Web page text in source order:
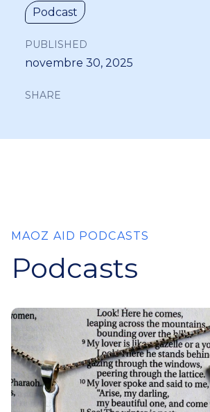
Podcast
PUBLISHED
novembre 30, 2025
SHARE
MAOZ AID PODCASTS
Podcasts